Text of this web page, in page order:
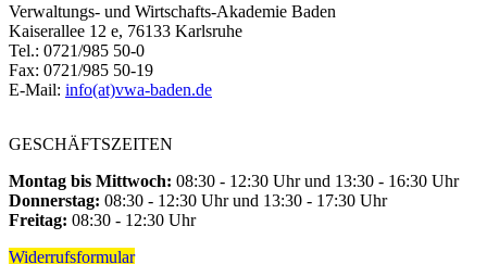
Verwaltungs- und Wirtschafts-Akademie Baden
Kaiserallee 12 e, 76133 Karlsruhe
Tel.: 0721/985 50-0
Fax: 0721/985 50-19
E-Mail: info(at)vwa-baden.de
GESCHÄFTSZEITEN
Montag bis Mittwoch: 08:30 - 12:30 Uhr und 13:30 - 16:30 Uhr
Donnerstag: 08:30 - 12:30 Uhr und 13:30 - 17:30 Uhr
Freitag: 08:30 - 12:30 Uhr
Widerrufsformular